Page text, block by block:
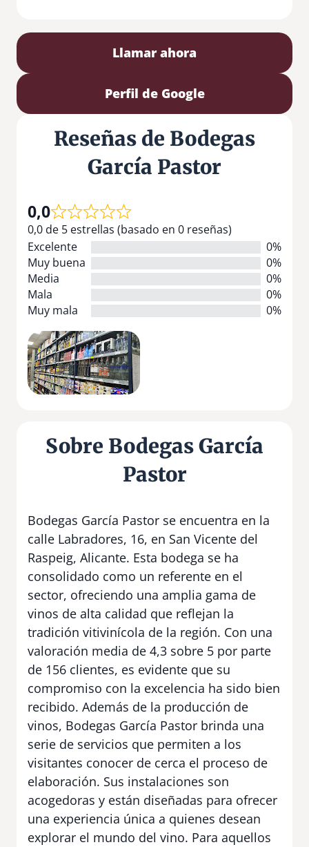
Llamar ahora
Perfil de Google
Reseñas de Bodegas
García Pastor
0,0
0,0 de 5 estrellas (basado en 0 reseñas)
Excelente
0%
Muy buena
0%
Media
0%
Mala
0%
Muy mala
0%
Sobre Bodegas García
Pastor
Bodegas García Pastor se encuentra en la
calle Labradores, 16, en San Vicente del
Raspeig, Alicante. Esta bodega se ha
consolidado como un referente en el
sector, ofreciendo una amplia gama de
vinos de alta calidad que reflejan la
tradición vitivinícola de la región. Con una
valoración media de 4,3 sobre 5 por parte
de 156 clientes, es evidente que su
compromiso con la excelencia ha sido bien
recibido. Además de la producción de
vinos, Bodegas García Pastor brinda una
serie de servicios que permiten a los
visitantes conocer de cerca el proceso de
elaboración. Sus instalaciones son
acogedoras y están diseñadas para ofrecer
una experiencia única a quienes desean
explorar el mundo del vino. Para aquellos